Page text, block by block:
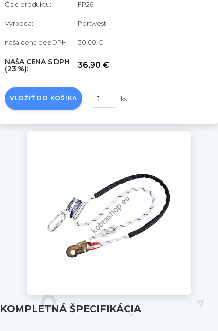
Číslo produktu: FP26
Výrobca: Portwest
naša cena bez DPH : 30,00 €
NAŠA CENA S DPH
(23 %): 36,90 €
ks
VLOŽIŤ DO KOŠÍKA
KOMPLETNÁ ŠPECIFIKÁCIA